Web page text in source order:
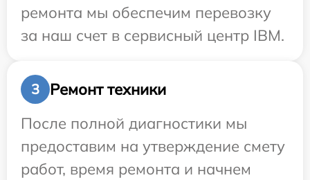
ремонта мы обеспечим перевозку
за наш счет в сервисный центр IBM.
3
Ремонт техники
После полной диагностики мы
предоставим на утверждение смету
работ, время ремонта и начнем